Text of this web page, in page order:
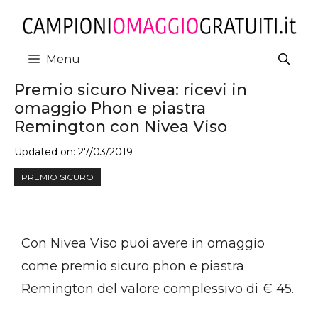
contenuto
Menu
Premio sicuro Nivea: ricevi in
omaggio Phon e piastra
Remington con Nivea Viso
Updated on: 27/03/2019
PREMIO SICURO
Con Nivea Viso puoi avere in omaggio
come premio sicuro phon e piastra
Remington del valore complessivo di € 45.